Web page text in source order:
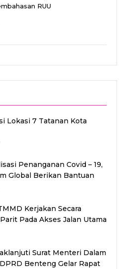
RUU
Lokasi 7 Tatanan Kota
Penanganan Covid – 19,
Global Berikan Bantuan
Test Pada Pemkot
Kerjakan Secara
Pada Akses Jalan Utama
Surat Menteri Dalam
Benteng Gelar Rapat